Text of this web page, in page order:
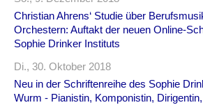
Christian Ahrens‘ Studie über
Orchestern: Auftakt der neuen Online-
Sophie Drinker Instituts
Di., 30. Oktober 2018
Neu in der Schriftenreihe des Sophie
Wurm - Pianistin, Komponistin,